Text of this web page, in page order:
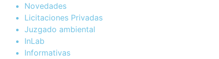
Novedades
Licitaciones Privadas
Juzgado ambiental
InLab
Informativas